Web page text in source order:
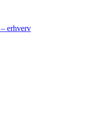
erhverv